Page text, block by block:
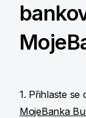
1. Přihlaste se
MojeBanka